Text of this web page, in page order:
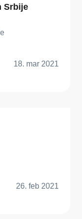
Srbije
18. mar 2021
26. feb 2021